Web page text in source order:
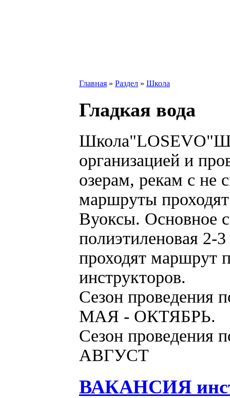
Главная » Раздел » Школа
Гладкая вода
организацией и
озерам, рекам с
маршруты
Вуоксы. Основное
полиэтиленовая 2-
проходят маршрут
инструкторов.
Сезон проведения
МАЯ - ОКТЯБРЬ.
Сезон проведения
АВГУСТ
ВАКАНСИЯ